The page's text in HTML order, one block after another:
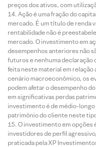
preços dos ativos, com
Ação é uma fração do
mercado. É um título de renda
rentabilidade não é
mercado. O investimento em
desempenhos anteriores não
futuros e nenhuma declaração
feita neste material em relação
cenário macroeconômico, os
podem afetar o desempenho
em significativas perdas
investimento é de médio-longo
patrimônio do cliente neste
O investimento em opções
investidores de perfil
praticada pela XP